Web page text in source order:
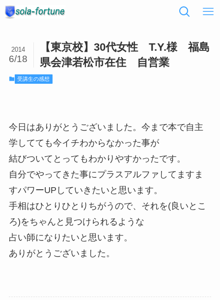
【東京校】30代女性 T.Y.様 福島
県会津若松市在住 自営業
2014
6/18
受講生の感想
今日はありがとうございました。今まで本で自主
学してても今イチわからなかった事が
結びついてとってもわかりやすかったです。
自分でやってきた事にプラスアルファしてますま
すパワーUPしていきたいと思います。
手相はひとりひとりちがうので、それを(良いとこ
ろ)をちゃんと見つけられるような
占い師になりたいと思います。
ありがとうございました。